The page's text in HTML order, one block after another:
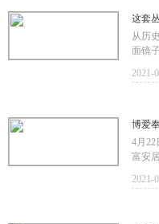
这套
从历
面镜
2021-
博爱
4月
富安
2021-